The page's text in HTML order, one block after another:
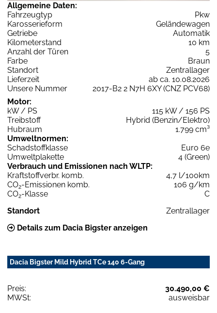
Allgemeine Daten:
Fahrzeugtyp
Pkw
Karosserieform
Geländewagen
Getriebe
Automatik
Kilometerstand
10 km
Anzahl der Türen
5
Farbe
Braun
Standort
Zentrallager
Lieferzeit
ab ca. 10.08.2026
Unsere Nummer
2017-B2 2 N7H 6XY (CNZ PCV68)
Motor:
kW / PS
115 kW / 156 PS
Treibstoff
Hybrid (Benzin/Elektro)
Hubraum
1.799 cm³
Umweltnormen:
Schadstoffklasse
Euro 6e
Umweltplakette
4 (Green)
Verbrauch und Emissionen nach WLTP:
Kraftstoffverbr. komb.
4,7 l/100km
CO2-Emissionen komb.
106 g/km
CO2-Klasse
C
Standort
Zentrallager
Details zum Dacia Bigster anzeigen
Dacia Bigster Mild Hybrid TCe 140 6-Gang
Preis:
30.490,00 €
MWSt:
ausweisbar